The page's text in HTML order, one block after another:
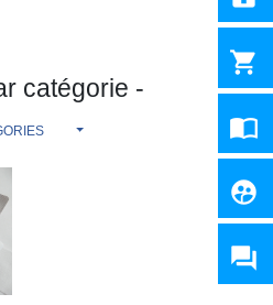
catégorie -
shopping_cart
import_contacts
supervised_user_circle
question_answer